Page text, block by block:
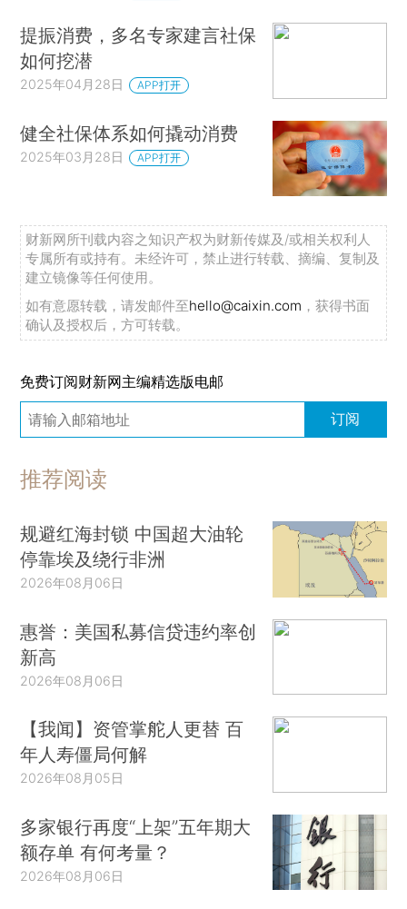
提振消费，多名专家建言社保
如何挖潜
2025年04月28日 APP打开
健全社保体系如何撬动消费
2025年03月28日 APP打开
财新网所刊载内容之知识产权为财新传媒及/或相关权利人
专属所有或持有。未经许可，禁止进行转载、摘编、复制及
建立镜像等任何使用。
如有意愿转载，请发邮件至hello@caixin.com ，获得书面
确认及授权后，方可转载。
免费订阅财新网主编精选版电邮
订阅
推荐阅读
规避红海封锁 中国超大油轮
停靠埃及绕行非洲
2026年08月06日
惠誉：美国私募信贷违约率创
新高
2026年08月06日
【我闻】资管掌舵人更替 百
年人寿僵局何解
2026年08月05日
多家银行再度“上架”五年期大
额存单 有何考量？
2026年08月06日